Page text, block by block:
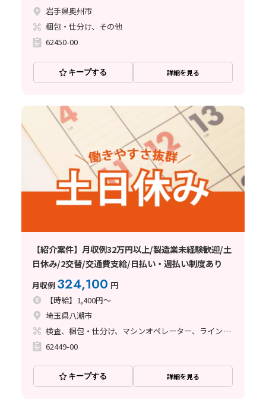
岩手県奥州市
梱包・仕分け、その他
62450-00
キープする 詳細を見る
【紹介案件】月収例32万円以上/製造業未経験歓迎/土
日休み/2交替/交通費支給/日払い・週払い制度あり
月収例 324,100 円
【時給】1,400円～
埼玉県八潮市
検査、梱包・仕分け、マシンオペレーター、ライン作業
62449-00
キープする 詳細を見る